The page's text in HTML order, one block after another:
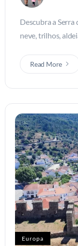
Descubra a Serra
neve, trilhos,
Read More
Europa